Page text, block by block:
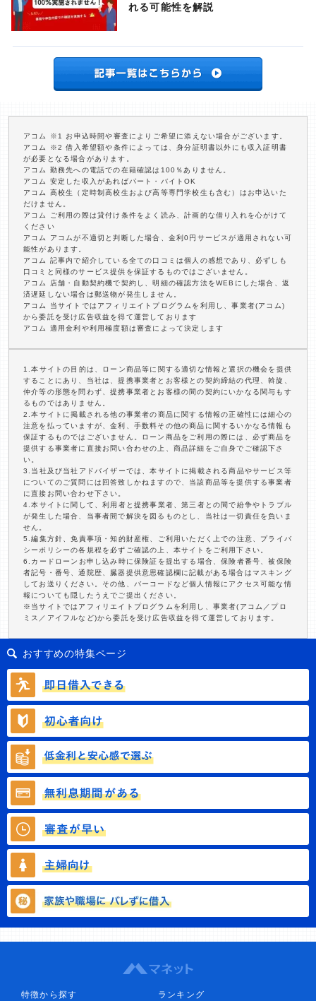
れる可能性を解説
アコム ※1 お申込時間や審査によりご希望に添えない場合がございます。
アコム ※2 借入希望額や条件によっては、身分証明書以外にも収入証明書
が必要となる場合があります。
アコム 勤務先への電話での在籍確認は100％ありません。
アコム 安定した収入があればパート・バイトOK
アコム 高校生（定時制高校生および高等専門学校生も含む）はお申込いた
だけません。
アコム ご利用の際は貸付け条件をよく読み、計画的な借り入れを心がけて
ください
アコム アコムが不適切と判断した場合、金利0円サービスが適用されない可
能性があります。
アコム 記事内で紹介している全ての口コミは個人の感想であり、必ずしも
口コミと同様のサービス提供を保証するものではございません。
アコム 店舗・自動契約機で契約し、明細の確認方法をWEBにした場合、返
済遅延しない場合は郵送物が発生しません。
アコム 当サイトではアフィリエイトプログラムを利用し、事業者(アコム)
から委託を受け広告収益を得て運営しております
アコム 適用金利や利用極度額は審査によって決定します
1.本サイトの目的は、ローン商品等に関する適切な情報と選択の機会を提供
することにあり、当社は、提携事業者とお客様との契約締結の代理、斡旋、
仲介等の形態を問わず、提携事業者とお客様の間の契約にいかなる関与もす
るものではありません。
2.本サイトに掲載される他の事業者の商品に関する情報の正確性には細心の
注意を払っていますが、金利、手数料その他の商品に関するいかなる情報も
保証するものではございません。ローン商品をご利用の際には、必ず商品を
提供する事業者に直接お問い合わせの上、商品詳細をご自身でご確認下さ
い。
3.当社及び当社アドバイザーでは、本サイトに掲載される商品やサービス等
についてのご質問には回答致しかねますので、当該商品等を提供する事業者
に直接お問い合わせ下さい。
4.本サイトに関して、利用者と提携事業者、第三者との間で紛争やトラブル
が発生した場合、当事者間で解決を図るものとし、当社は一切責任を負いま
せん。
5.編集方針、免責事項・知的財産権、ご利用いただく上での注意、プライバ
シーポリシーの各規程を必ずご確認の上、本サイトをご利用下さい。
6.カードローンお申し込み時に保険証を提出する場合、保険者番号、被保険
者記号・番号、通院歴、臓器提供意思確認欄に記載がある場合はマスキング
してお送りください。その他、バーコードなど個人情報にアクセス可能な情
報についても隠したうえでご提出ください。
※当サイトではアフィリエイトプログラムを利用し、事業者(アコム／プロ
ミス／アイフルなど)から委託を受け広告収益を得て運営しております。
おすすめの特集ページ
特徴から探す
ランキング